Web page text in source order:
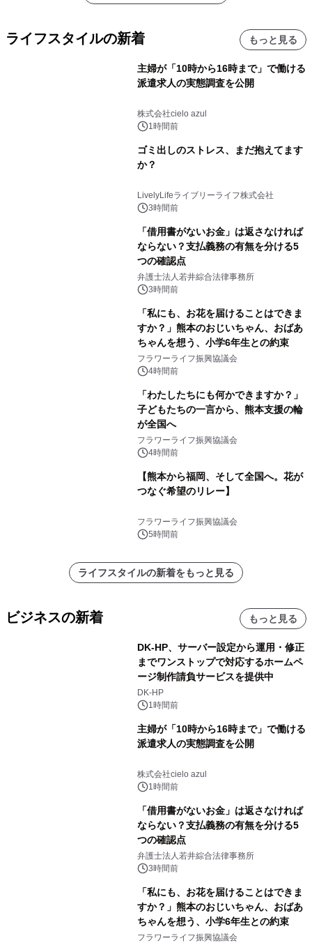
ライフスタイルの新着 もっと見る
主婦が「10時から16時まで」で働ける
派遣求人の実態調査を公開
株式会社cielo azul
1時間前
ゴミ出しのストレス、まだ抱えてます
か？
LivelyLifeライブリーライフ株式会社
3時間前
「借用書がないお金」は返さなければ
ならない？支払義務の有無を分ける5
つの確認点
弁護士法人若井綜合法律事務所
3時間前
「私にも、お花を届けることはできま
すか？」熊本のおじいちゃん、おばあ
ちゃんを想う、小学6年生との約束
フラワーライフ振興協議会
4時間前
「わたしたちにも何かできますか？」
子どもたちの一言から、熊本支援の輪
が全国へ
フラワーライフ振興協議会
4時間前
【熊本から福岡、そして全国へ。花が
つなぐ希望のリレー】
フラワーライフ振興協議会
5時間前
ライフスタイルの新着をもっと見る
ビジネスの新着 もっと見る
DK-HP、サーバー設定から運用・修正
までワンストップで対応するホームペ
ージ制作請負サービスを提供中
DK-HP
1時間前
主婦が「10時から16時まで」で働ける
派遣求人の実態調査を公開
株式会社cielo azul
1時間前
「借用書がないお金」は返さなければ
ならない？支払義務の有無を分ける5
つの確認点
弁護士法人若井綜合法律事務所
3時間前
「私にも、お花を届けることはできま
すか？」熊本のおじいちゃん、おばあ
ちゃんを想う、小学6年生との約束
フラワーライフ振興協議会